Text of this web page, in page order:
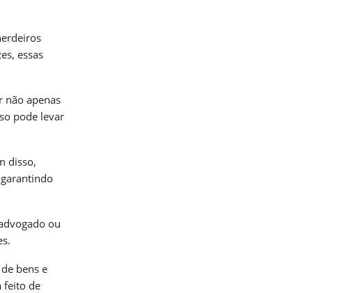
essas
não apenas
pode levar
disso,
ou
bens e
feito de